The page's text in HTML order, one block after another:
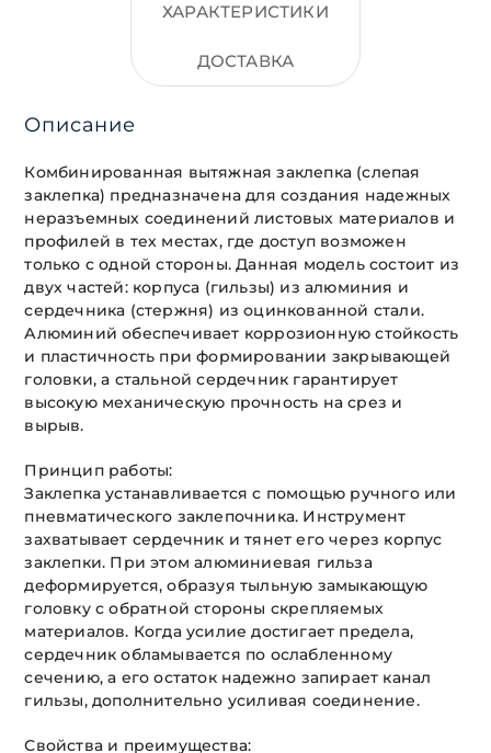
ХАРАКТЕРИСТИКИ
ДОСТАВКА
Описание
Комбинированная вытяжная заклепка (слепая
заклепка) предназначена для создания надежных
неразъемных соединений листовых материалов и
профилей в тех местах, где доступ возможен
только с одной стороны. Данная модель состоит из
двух частей: корпуса (гильзы) из алюминия и
сердечника (стержня) из оцинкованной стали.
Алюминий обеспечивает коррозионную стойкость
и пластичность при формировании закрывающей
головки, а стальной сердечник гарантирует
высокую механическую прочность на срез и
вырыв.
Принцип работы:
Заклепка устанавливается с помощью ручного или
пневматического заклепочника. Инструмент
захватывает сердечник и тянет его через корпус
заклепки. При этом алюминиевая гильза
деформируется, образуя тыльную замыкающую
головку с обратной стороны скрепляемых
материалов. Когда усилие достигает предела,
сердечник обламывается по ослабленному
сечению, а его остаток надежно запирает канал
гильзы, дополнительно усиливая соединение.
Свойства и преимущества: